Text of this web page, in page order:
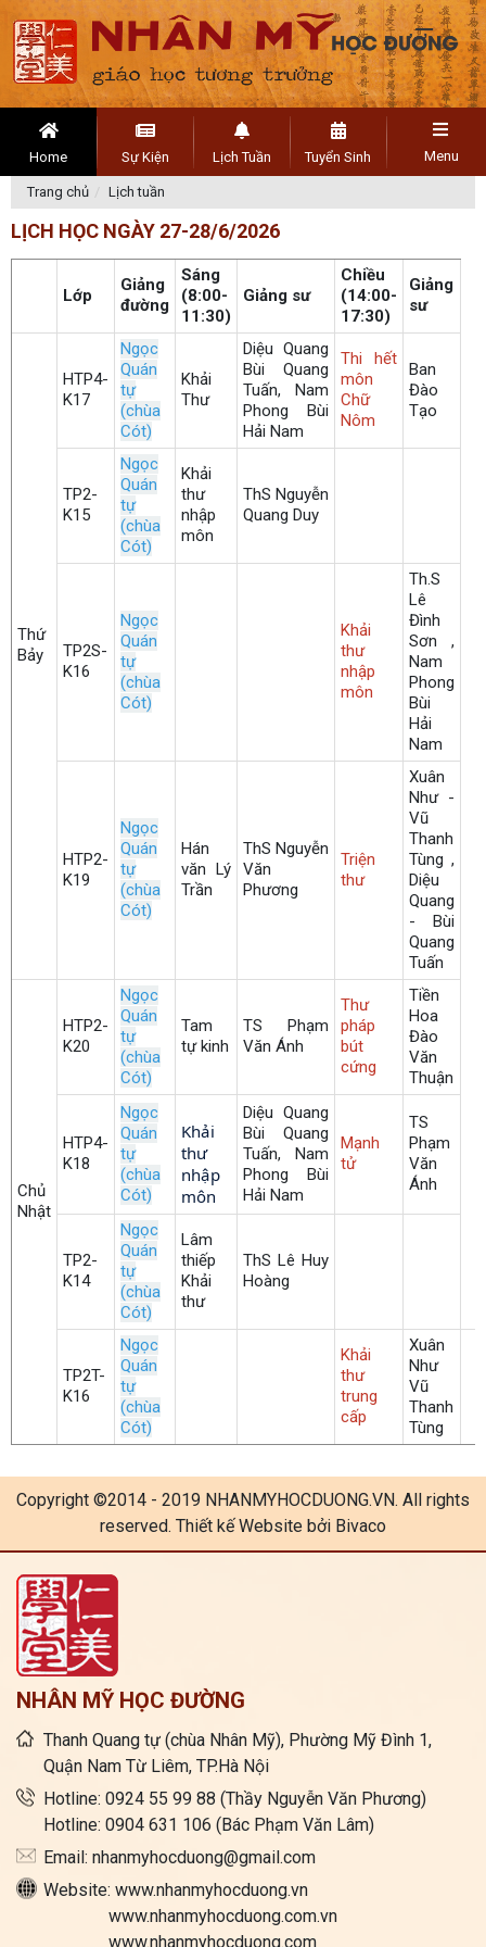
Home Sự Kiện Lịch Tuần Tuyển Sinh Menu
Trang chủ Lịch tuần
LỊCH HỌC NGÀY 27-28/6/2026
Lớp
Giảng
đường
Sáng
(8:00-
11:30)
Giảng sư
Chiều
(14:00-
17:30)
Giảng
sư
Thứ
Bảy
HTP4-
K17
Ngọc
Quán
tự
(chùa
Cót)
Khải
Thư
Diệu Quang
Bùi Quang
Tuấn, Nam
Phong Bùi
Hải Nam
Thi hết
môn
Chữ
Nôm
Ban
Đào
Tạo
TP2-
K15
Ngọc
Quán
tự
(chùa
Cót)
Khải
thư
nhập
môn
ThS Nguyễn
Quang Duy
TP2S-
K16
Ngọc
Quán
tự
(chùa
Cót)
Khải
thư
nhập
môn
Th.S
Lê
Đình
Sơn ,
Nam
Phong
Bùi
Hải
Nam
HTP2-
K19
Ngọc
Quán
tự
(chùa
Cót)
Hán
văn Lý
Trần
ThS Nguyễn
Văn
Phương
Triện
thư
Xuân
Như -
Vũ
Thanh
Tùng ,
Diệu
Quang
- Bùi
Quang
Tuấn
Chủ
Nhật
HTP2-
K20
Ngọc
Quán
tự
(chùa
Cót)
Tam
tự kinh
TS Phạm
Văn Ánh
Thư
pháp
bút
cứng
Tiền
Hoa
Đào
Văn
Thuận
HTP4-
K18
Ngọc
Quán
tự
(chùa
Cót)
Khải
thư
nhập
môn
Diệu Quang
Bùi Quang
Tuấn, Nam
Phong Bùi
Hải Nam
Mạnh
tử
TS
Phạm
Văn
Ánh
TP2-
K14
Ngọc
Quán
tự
(chùa
Cót)
Lâm
thiếp
Khải
thư
ThS Lê Huy
Hoàng
TP2T-
K16
Ngọc
Quán
tự
(chùa
Cót)
Khải
thư
trung
cấp
Xuân
Như
Vũ
Thanh
Tùng
Copyright ©2014 - 2019 NHANMYHOCDUONG.VN. All rights
reserved. Thiết kế Website bởi Bivaco
NHÂN MỸ HỌC ĐƯỜNG
Thanh Quang tự (chùa Nhân Mỹ), Phường Mỹ Đình 1,
Quận Nam Từ Liêm, TP.Hà Nội
Hotline: 0924 55 99 88 (Thầy Nguyễn Văn Phương)
Hotline: 0904 631 106 (Bác Phạm Văn Lâm)
Email: nhanmyhocduong@gmail.com
Website: www.nhanmyhocduong.vn
www.nhanmyhocduong.com.vn
www.nhanmyhocduong.com